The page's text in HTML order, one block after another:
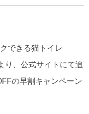
できる猫トイレ
り、公式サイトにて追
の早割キャンペーン